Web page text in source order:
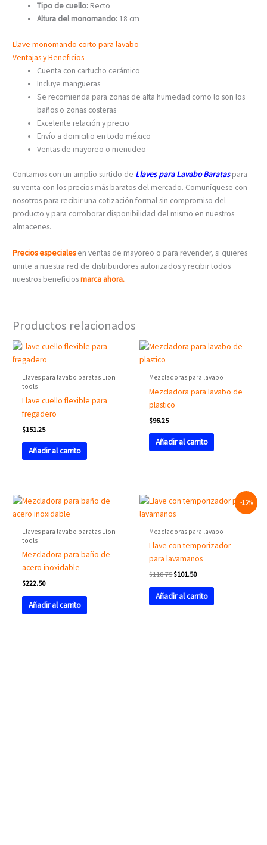
Tipo de cuello: Recto
Altura del monomando: 18 cm
Llave monomando corto para lavabo
Ventajas y Beneficios
Cuenta con cartucho cerámico
Incluye mangueras
Se recomienda para zonas de alta humedad como lo son los
baños o zonas costeras
Excelente relación y precio
Envío a domicilio en todo méxico
Ventas de mayoreo o menudeo
Contamos con un amplio surtido de Llaves para Lavabo Barataspara
su venta con los precios más baratos del mercado. Comuníquese con
nosotros para recibir una cotización formal sin compromiso del
producto y para corroborar disponibilidad del mismo en nuestros
almacenes.
Precios especialesen ventas de mayoreo o para revender, si quieres
unirte a nuestra red de distribuidores autorizados y recibir todos
nuestros beneficiosmarca ahora.
Productos relacionados
Llaves para lavabo baratas Lion
tools
Llave cuello flexible para
fregadero
$151.25
Añadir al carrito
Mezcladoras para lavabo
Mezcladora para lavabo de
plastico
$96.25
Añadir al carrito
Llaves para lavabo baratas Lion
tools
Mezcladora para baño de
acero inoxidable
$222.50
Añadir al carrito
-15%
Mezcladoras para lavabo
Llave con temporizador
para lavamanos
$118.75
Original
was:
$101.50
Current
price
Añadir al carrito